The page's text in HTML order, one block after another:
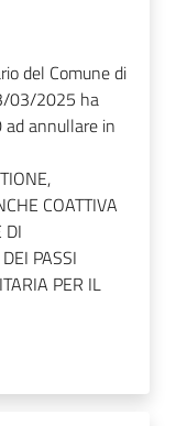
del Comune di
03/2025 ha
annullare in
COATTIVA
DI
PASSI
PER IL